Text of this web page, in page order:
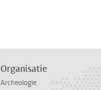
Organisatie
Archeologie